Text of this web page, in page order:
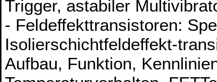
Trigger, astabiler
- Feldeffekttransistoren:
Isolierschichtfeldeffekt-
Aufbau, Funktion,